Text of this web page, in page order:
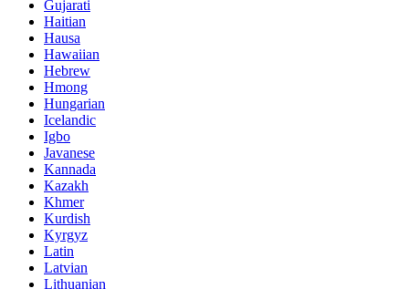
Gujarati
Haitian
Hausa
Hawaiian
Hebrew
Hmong
Hungarian
Icelandic
Igbo
Javanese
Kannada
Kazakh
Khmer
Kurdish
Kyrgyz
Latin
Latvian
Lithuanian